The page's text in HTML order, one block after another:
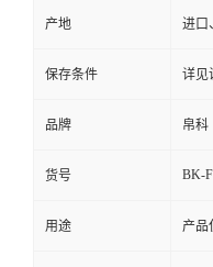
产地 进口
保存条件 详见
品牌 帛科
货号 BK-
用途 产品